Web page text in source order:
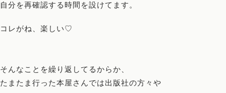
自分を再確認する時間を設けてます。
コレがね、楽しい♡
そんなことを繰り返してるからか、
たまたま行った本屋さんでは出版社の方々や